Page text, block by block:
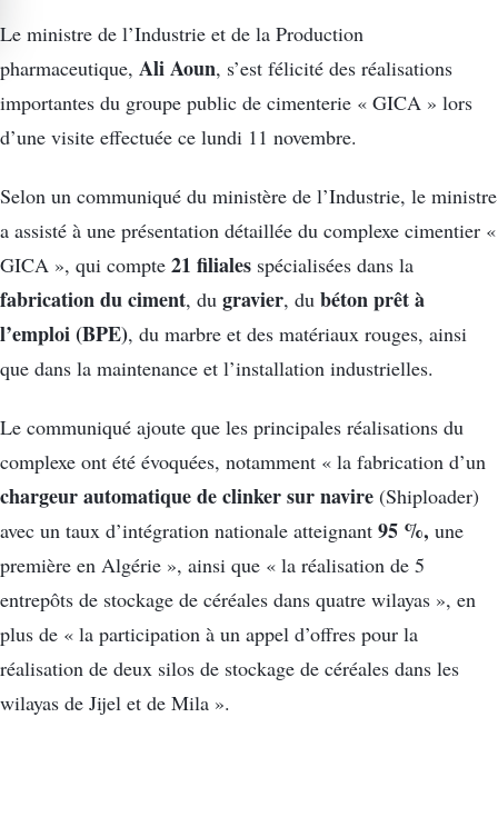
Le ministre de l’Industrie et de la Production
pharmaceutique, Ali Aoun, s’est félicité des réalisations
importantes du groupe public de cimenterie « GICA » lors
d’une visite effectuée ce lundi 11 novembre.
Selon un communiqué du ministère de l’Industrie, le ministre
a assisté à une présentation détaillée du complexe cimentier «
GICA », qui compte 21 filiales spécialisées dans la
fabrication du ciment, du gravier, du béton prêt à
l’emploi (BPE), du marbre et des matériaux rouges, ainsi
que dans la maintenance et l’installation industrielles.
Le communiqué ajoute que les principales réalisations du
complexe ont été évoquées, notamment « la fabrication d’un
chargeur automatique de clinker sur navire (Shiploader)
avec un taux d’intégration nationale atteignant 95 %, une
première en Algérie », ainsi que « la réalisation de 5
entrepôts de stockage de céréales dans quatre wilayas », en
plus de « la participation à un appel d’offres pour la
réalisation de deux silos de stockage de céréales dans les
wilayas de Jijel et de Mila ».